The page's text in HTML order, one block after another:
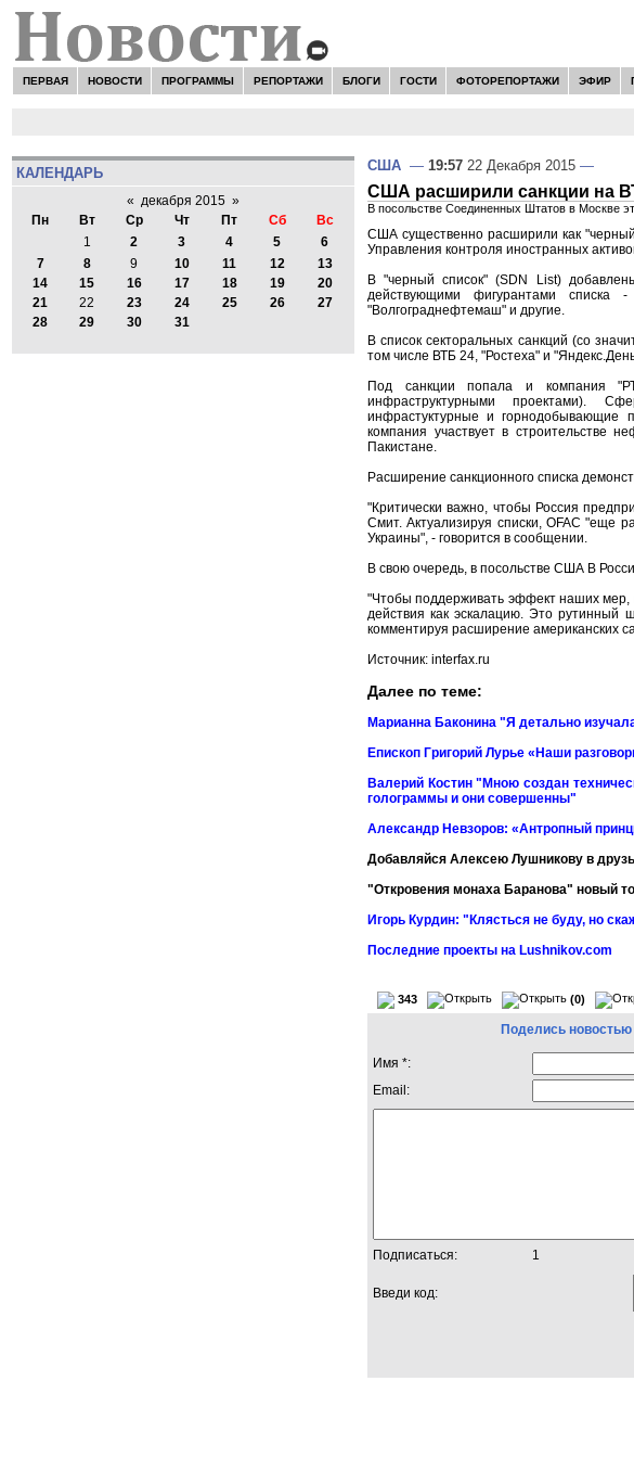
ПЕРВАЯ НОВОСТИ ПРОГРАММЫ РЕПОРТАЖИ БЛОГИ ГОСТИ ФОТОРЕПОРТАЖИ ЭФИР
КАЛЕНДАРЬ
« декабря 2015 »
Пн
Вт Ср Чт Пт Сб
Вс
1
2 3 4 5
6
7
8 9 10 11 12
13
14
15 16 17 18 19
20
21
22 23 24 25 26
27
28
29 30 31
США — 19:57 22 Декабря 2015 —
США расширили санкции на
В посольстве Соединенных Штатов в Москве
США существенно расширили как
Управления контроля иностранных
В "черный список" (SDN List)
действующими фигурантами списка -
"Волгограднефтемаш" и другие.
В список секторальных санкций (со
том числе ВТБ 24, "Ростеха" и
Под санкции попала и компания
инфраструктурными проектами).
инфрастуктурные и горнодобывающие
компания участвует в строительстве
Пакистане.
Расширение санкционного списка
"Критически важно, чтобы Россия
Смит. Актуализируя списки, OFAC "еще
Украины", - говорится в сообщении.
В свою очередь, в посольстве США В
"Чтобы поддерживать эффект наших мер,
действия как эскалацию. Это рутинный
комментируя расширение американских
Источник: interfax.ru
Далее по теме:
Марианна Баконина "Я детально
Епископ Григорий Лурье «Наши
Валерий Костин "Мною создан
голограммы и они совершенны"
Александр Невзоров: «Антропный
Добавляйся Алексею Лушникову в
"Откровения монаха Баранова" новый
Игорь Курдин: "Клясться не буду, но
Последние проекты на Lushnikov.com
343 (0)
Поделись
Имя *:
Email:
Подписаться: 1
Введи код: